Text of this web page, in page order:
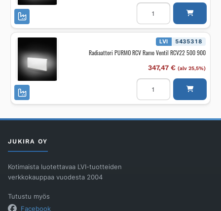
Radiaattori
PURMO
Ramo
Ventil
RCV21
500
määrä
LVI 5435318
Radiaattori PURMO RCV Ramo Ventil RCV22 500 900
347,47 € (alv 25,5%)
Radiaattori
PURMO
Ramo
500
JUKIRA OY
Kotimaista luotettavaa LVI-tuotteiden
verkkokauppaa vuodesta 2004
Tutustu myös
Facebook